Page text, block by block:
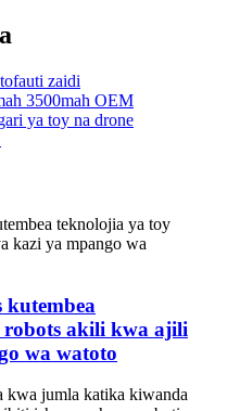
kutembea
akili kwa ajili
wa watoto